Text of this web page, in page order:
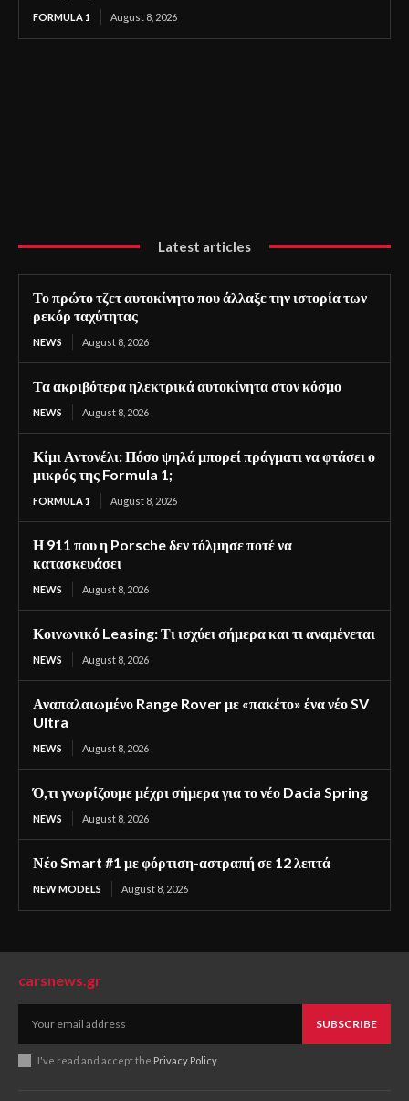
FORMULA 1 August 8, 2026
Latest articles
Το πρώτο τζετ αυτοκίνητο που άλλαξε την ιστορία των
ρεκόρ ταχύτητας
NEWS August 8, 2026
Τα ακριβότερα ηλεκτρικά αυτοκίνητα στον κόσμο
NEWS August 8, 2026
Κίμι Αντονέλι: Πόσο ψηλά μπορεί πράγματι να φτάσει ο
μικρός της Formula 1;
FORMULA 1 August 8, 2026
Η 911 που η Porsche δεν τόλμησε ποτέ να
κατασκευάσει
NEWS August 8, 2026
Κοινωνικό Leasing: Τι ισχύει σήμερα και τι αναμένεται
NEWS August 8, 2026
Αναπαλαιωμένο Range Rover με «πακέτο» ένα νέο SV
Ultra
NEWS August 8, 2026
Ό,τι γνωρίζουμε μέχρι σήμερα για το νέο Dacia Spring
NEWS August 8, 2026
Νέο Smart #1 με φόρτιση-αστραπή σε 12 λεπτά
NEW MODELS August 8, 2026
carsnews.gr
SUBSCRIBE
I've read and accept the Privacy Policy.